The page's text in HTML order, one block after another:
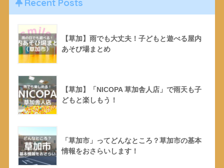
Recent Posts
【草加】雨でも大丈夫！子どもと遊べる屋内
あそび場まとめ
【草加】「NICOPA 草加舎人店」で雨天も子
どもと楽しもう！
「草加市」ってどんなところ？草加市の基本
情報をおさらいします！